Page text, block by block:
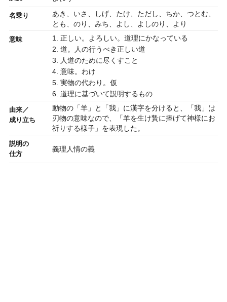
名乗り
あき、いさ、しげ、たけ、ただし、ちか、つとむ、
とも、のり、みち、よし、よしのり、より
意味
1. 正しい。よろしい。道理にかなっている
2. 道。人の行うべき正しい道
3. 人道のために尽くすこと
4. 意味。わけ
5. 実物の代わり。仮
6. 道理に基づいて説明するもの
由来／
成り立ち
動物の「羊」と「我」に漢字を分けると、「我」は
刃物の意味なので、「羊を生け贄に捧げて神様にお
祈りする様子」を表現した。
説明の
仕方
義理人情の義